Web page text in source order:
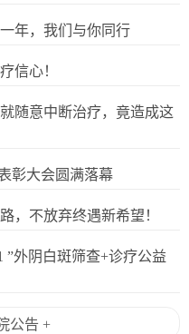
年，我们与你同行
信心！
随意中断治疗，竟造成这
彰大会圆满落幕
，不放弃终遇新希望！
”外阴白斑筛查+诊疗公益
公告 +